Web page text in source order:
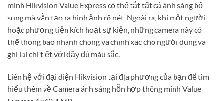
minh Hikvision Value Express có thể tắt tất cả ánh sáng bổ
sung mà vẫn tạo ra hình ảnh rõ nét. Ngoài ra, khi một người
hoặc phương tiện kích hoạt sự kiện, những camera này có
thể thông báo nhanh chóng và chính xác cho người dùng và
ghi lại chi tiết với đầy đủ màu sắc.
Liên hệ với đại diện Hikvision tại địa phương của bạn để tìm
hiểu thêm về Camera ánh sáng hỗn hợp thông minh Value